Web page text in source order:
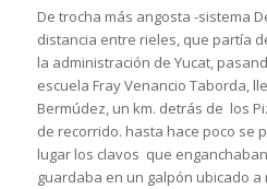
De trocha más angosta -sistema
distancia entre rieles, que partía
la administración de Yucat,
escuela Fray Venancio Taborda,
Bermúdez, un km. detrás de los
de recorrido. hasta hace poco se
lugar los clavos que
guardaba en un galpón ubicado